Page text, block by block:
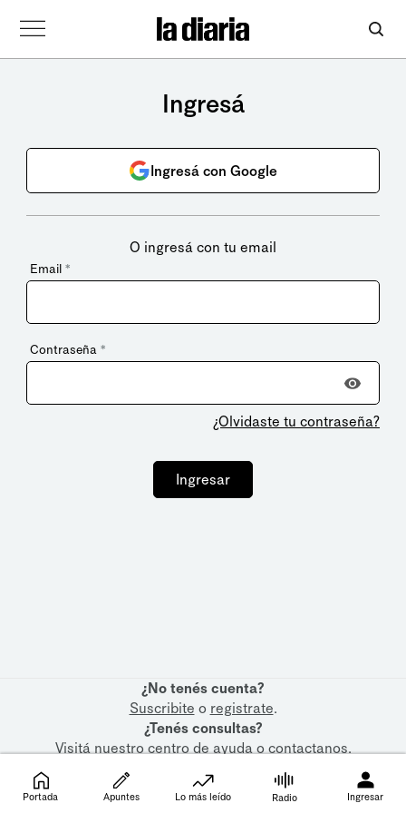
Ingresá
Ingresá con Google
O ingresá con tu email
Email *
Contraseña *
¿Olvidaste tu contraseña?
Ingresar
¿No tenés cuenta?
Suscribite o registrate.
¿Tenés consultas?
Visitá nuestrocentro de ayudaocontactanos.
Portada Apuntes Lo más leído Radio Ingresar